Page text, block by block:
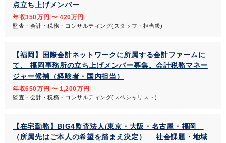
点立ち上げメンバー
年収350万円 〜 420万円
監査・会計・税務・コンサルティング(スタッフ・担当級)
【福岡】国際会計ネットワークに所属する会計ファームに
て、 福岡事務所の立ち上げメンバー募集。会計税務マネー
ジャー候補（経験者・国内担当）
年収650万円 〜 1,200万円
監査・会計・税務・コンサルティング(スペシャリスト)
【在宅勤務】BIG4監査法人/東京・大阪・名古屋・福岡
（所属先はご本人の希望を踏まえ決定） 社会課題・地域